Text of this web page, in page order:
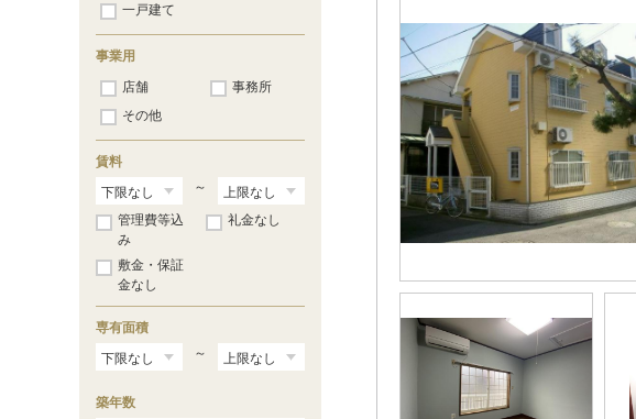
寺谷（1）
仲通
東寺尾
東寺尾中台
向井町 （2）
元宮（2）
矢向（4）
駒岡
獅子ケ谷（2）
一戸建て
事業用
店舗
事務所
その他
賃料
～
管理費等込
み
礼金なし
敷金・保証
金なし
専有面積
～
築年数